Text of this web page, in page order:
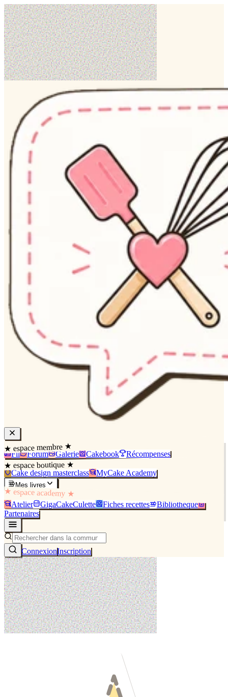
★ espace membre ★
Fil Forum Galerie Cakebook Récompenses
★ espace boutique ★
Cake design masterclass MyCake Academy
Mes livres
★ espace academy ★
Atelier GigaCakeCulette Fiches recettes
Bibliothèque
Partenaires
ConnexionInscription